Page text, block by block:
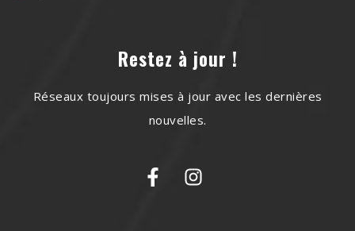
Restez à jour !
Réseaux toujours mises à jour avec les dernières
nouvelles.